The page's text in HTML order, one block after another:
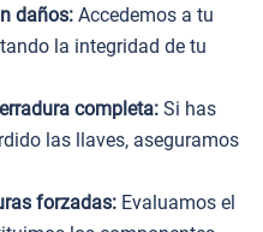
daños: Accedemos a tu
la integridad de tu
completa: Si has
las llaves, aseguramos
forzadas: Evaluamos el